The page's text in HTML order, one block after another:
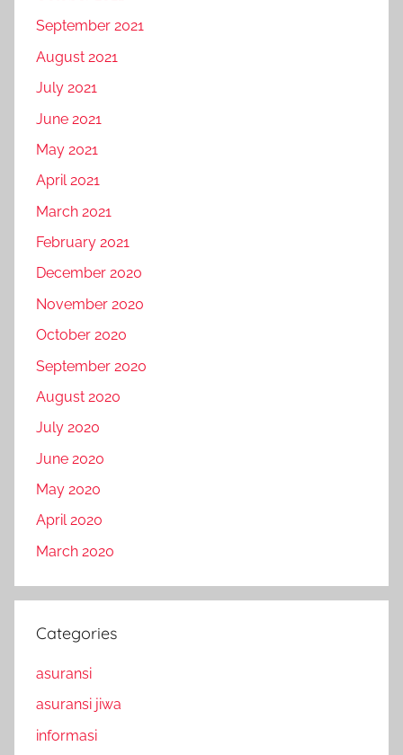
September 2021
August 2021
July 2021
June 2021
May 2021
April 2021
March 2021
February 2021
December 2020
November 2020
October 2020
September 2020
August 2020
July 2020
June 2020
May 2020
April 2020
March 2020
Categories
asuransi
asuransi jiwa
informasi